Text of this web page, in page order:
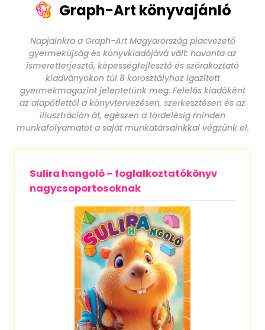
Graph-Art könyvajánló
Napjainkra a Graph-Art Magyarország piacvezető
gyermekújság és könyvkiadójává vált: havonta az
ismeretterjesztő, képességfejlesztő és szórakoztató
kiadványokon túl 8 korosztályhoz igazított
gyermekmagazint jelentetünk meg. Felelős kiadóként
az alapötlettől a könyvtervezésen, szerkesztésen és az
illusztráción át, egészen a tördelésig minden
munkafolyamatot a saját munkatársainkkal végzünk el.
Sulira hangoló – foglalkoztatókönyv
nagycsoportosoknak